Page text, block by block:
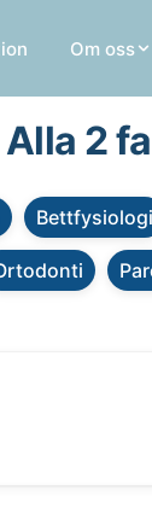
Om oss
Alla 2
Bettfysiologi